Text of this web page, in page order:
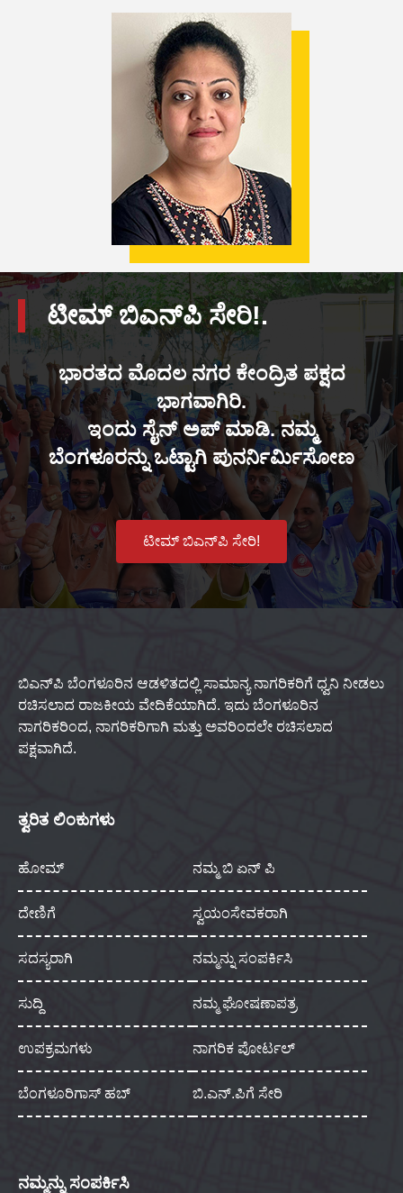
ಟೀಮ್ ಬಿಎನ್‌ಪಿ ಸೇರಿ!.
ಭಾರತದ ಮೊದಲ ನಗರ ಕೇಂದ್ರಿತ ಪಕ್ಷದ
ಭಾಗವಾಗಿರಿ.
ಇಂದು ಸೈನ್ ಅಪ್ ಮಾಡಿ. ನಮ್ಮ
ಬೆಂಗಳೂರನ್ನು ಒಟ್ಟಾಗಿ ಪುನರ್ನಿರ್ಮಿಸೋಣ
ಟೀಮ್ ಬಿಎನ್‌ಪಿ ಸೇರಿ!
ಬಿಎನ್‌ಪಿ ಬೆಂಗಳೂರಿನ ಆಡಳಿತದಲ್ಲಿ ಸಾಮಾನ್ಯ ನಾಗರಿಕರಿಗೆ ಧ್ವನಿ ನೀಡಲು
ರಚಿಸಲಾದ ರಾಜಕೀಯ ವೇದಿಕೆಯಾಗಿದೆ. ಇದು ಬೆಂಗಳೂರಿನ
ನಾಗರಿಕರಿಂದ, ನಾಗರಿಕರಿಗಾಗಿ ಮತ್ತು ಅವರಿಂದಲೇ ರಚಿಸಲಾದ
ಪಕ್ಷವಾಗಿದೆ.
ತ್ವರಿತ ಲಿಂಕುಗಳು
ಹೋಮ್ ನಮ್ಮ ಬಿ ಏನ್ ಪಿ
ದೇಣಿಗೆ ಸ್ವಯಂಸೇವಕರಾಗಿ
ಸದಸ್ಯರಾಗಿ ನಮ್ಮನ್ನು ಸಂಪರ್ಕಿಸಿ
ಸುದ್ದಿ ನಮ್ಮ ಘೋಷಣಾಪತ್ರ
ಉಪಕ್ರಮಗಳು ನಾಗರಿಕ ಪೋರ್ಟಲ್
ಬೆಂಗಳೂರಿಗಾಸ್ ಹಬ್ ಬಿ.ಎನ್.ಪಿಗೆ ಸೇರಿ
ನಮ್ಮನ್ನು ಸಂಪರ್ಕಿಸಿ